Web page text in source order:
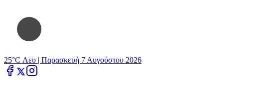
25°C Λευ | Παρασκευή 7 Αυγούστου 2026